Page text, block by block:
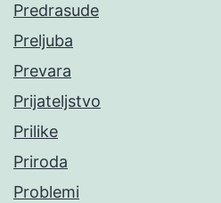
Predrasude
Preljuba
Prevara
Prijateljstvo
Prilike
Priroda
Problemi